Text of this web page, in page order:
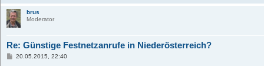
brus
Moderator
Re: Günstige Festnetzanrufe in Niederösterreich?
B20.05.2015, 22:40